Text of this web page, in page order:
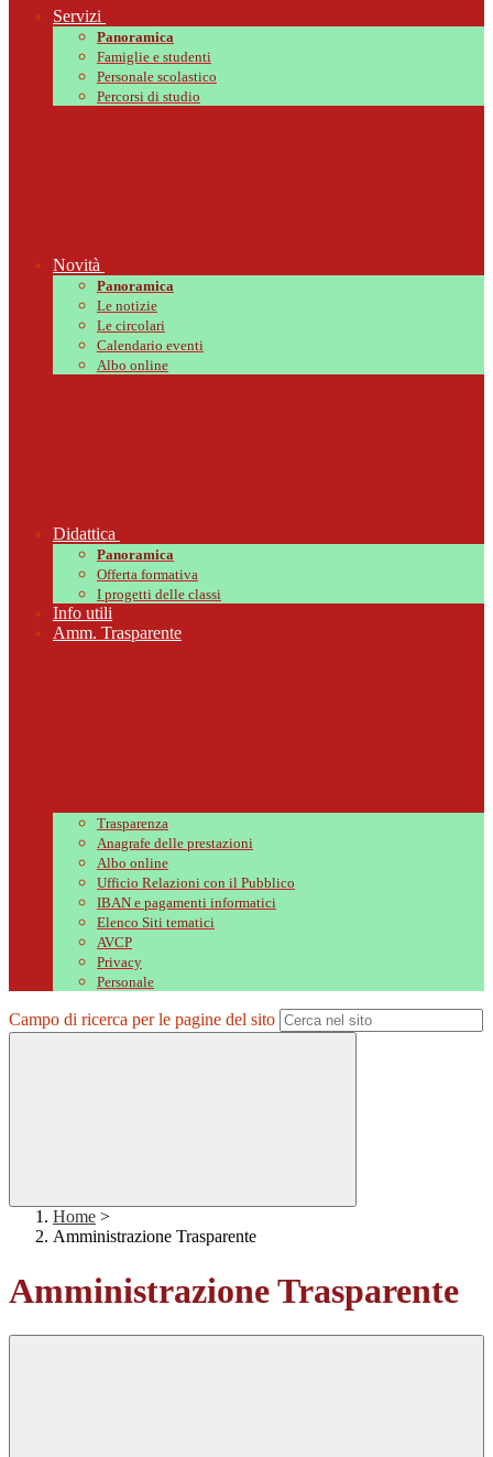
Servizi
Panoramica
Famiglie e studenti
Personale scolastico
Percorsi di studio
Novità
Panoramica
Le notizie
Le circolari
Calendario eventi
Albo online
Didattica
Panoramica
Offerta formativa
I progetti delle classi
Info utili
Amm. Trasparente
Trasparenza
Anagrafe delle prestazioni
Albo online
Ufficio Relazioni con il Pubblico
IBAN e pagamenti informatici
Elenco Siti tematici
AVCP
Privacy
Personale
Campo di ricerca per le pagine del sito
Home >
Amministrazione Trasparente
Amministrazione Trasparente